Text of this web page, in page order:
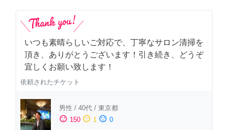
いつも素晴らしいご対応で、丁寧なサロン清掃を
頂き、ありがとうございます！引き続き、どうぞ
宜しくお願い致します！
依頼されたチケット
男性 / 40代 / 東京都
sentiment_satisfied 150 sentiment_neutral 1 sentiment_dissatisfied 0